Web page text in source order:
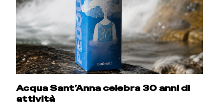
Acqua Sant’Anna celebra 30 anni di
attività